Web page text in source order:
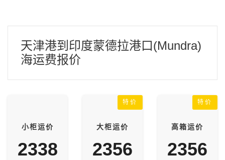
天津港到印度蒙德拉港口(Mundra)
海运费报价
小柜运价
2338
特价
大柜运价
2356
特价
高箱运价
2356